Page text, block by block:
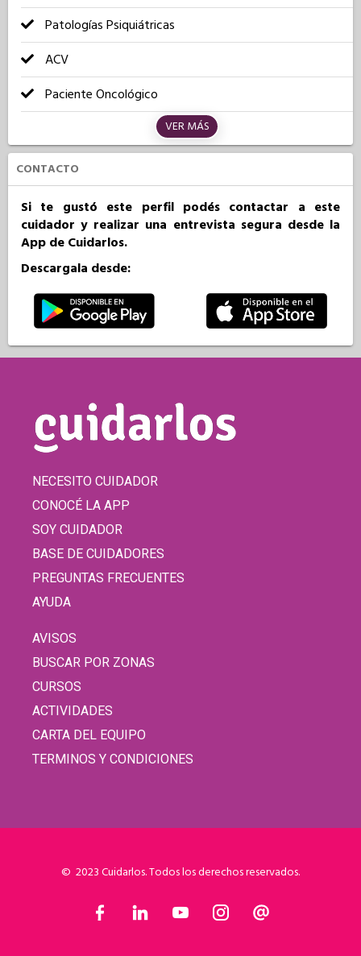
Patologías Psiquiátricas
ACV
Paciente Oncológico
VER MÁS
CONTACTO
Si te gustó este perfil podés contactar a este
cuidador y realizar una entrevista segura desde la
App de Cuidarlos.
Descargala desde:
NECESITO CUIDADOR
CONOCÉ LA APP
SOY CUIDADOR
BASE DE CUIDADORES
PREGUNTAS FRECUENTES
AYUDA
AVISOS
BUSCAR POR ZONAS
CURSOS
ACTIVIDADES
CARTA DEL EQUIPO
TERMINOS Y CONDICIONES
© 2023 Cuidarlos. Todos los derechos reservados.